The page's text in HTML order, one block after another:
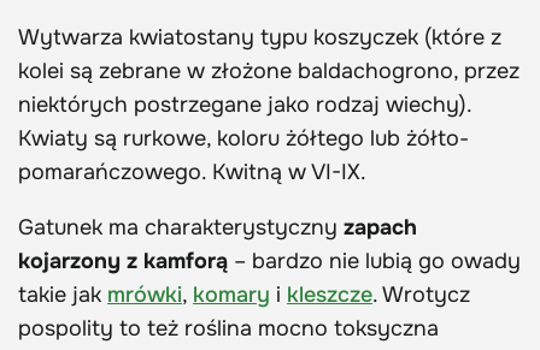
Wytwarza kwiatostany typu koszyczek (które z
kolei są zebrane w złożone baldachogrono, przez
niektórych postrzegane jako rodzaj wiechy).
Kwiaty są rurkowe, koloru żółtego lub żółto-
pomarańczowego. Kwitną w VI-IX.
Gatunek ma charakterystyczny zapach
kojarzony z kamforą – bardzo nie lubią go owady
takie jak mrówki, komary i kleszcze. Wrotycz
pospolity to też roślina mocno toksyczna